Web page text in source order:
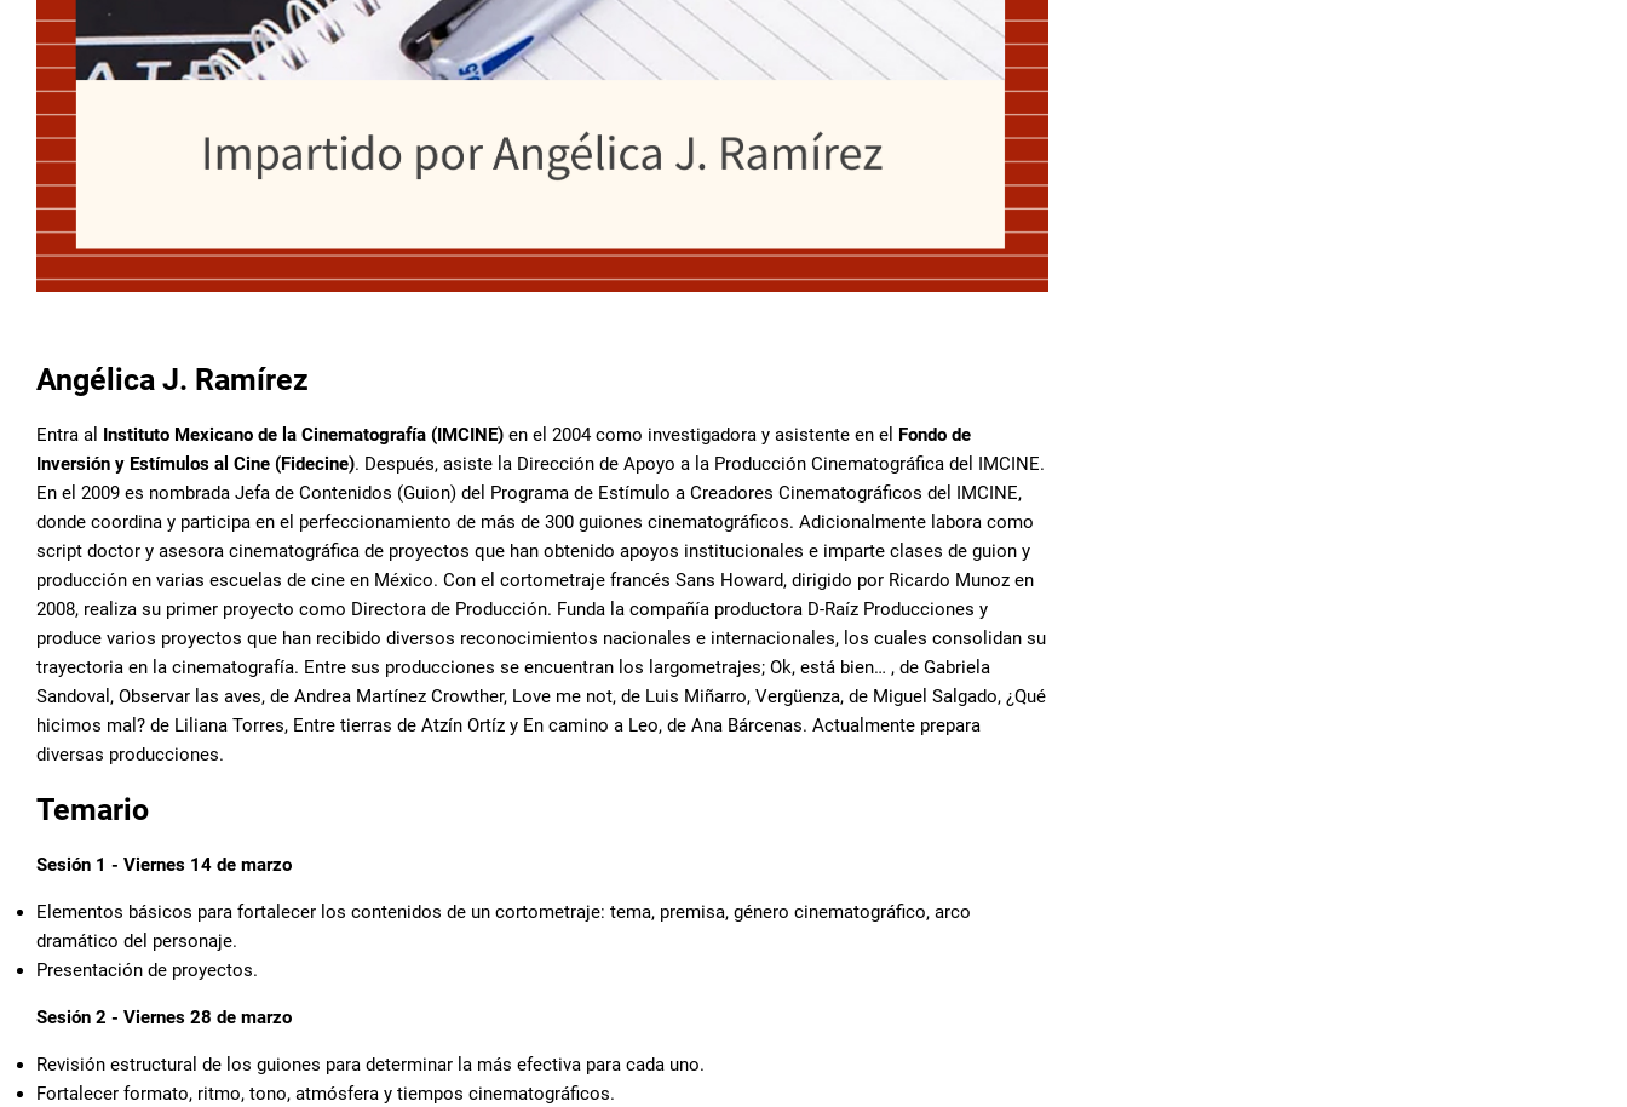
Angélica J. Ramírez
Entra al Instituto Mexicano de la Cinematografía (IMCINE) en el 2004 como investigadora y asistente en el Fondo de
Inversión y Estímulos al Cine (Fidecine). Después, asiste la Dirección de Apoyo a la Producción Cinematográfica del IMCINE.
En el 2009 es nombrada Jefa de Contenidos (Guion) del Programa de Estímulo a Creadores Cinematográficos del IMCINE,
donde coordina y participa en el perfeccionamiento de más de 300 guiones cinematográficos. Adicionalmente labora como
script doctor y asesora cinematográfica de proyectos que han obtenido apoyos institucionales e imparte clases de guion y
producción en varias escuelas de cine en México. Con el cortometraje francés Sans Howard, dirigido por Ricardo Munoz en
2008, realiza su primer proyecto como Directora de Producción. Funda la compañía productora D-Raíz Producciones y
produce varios proyectos que han recibido diversos reconocimientos nacionales e internacionales, los cuales consolidan su
trayectoria en la cinematografía. Entre sus producciones se encuentran los largometrajes; Ok, está bien… , de Gabriela
Sandoval, Observar las aves, de Andrea Martínez Crowther, Love me not, de Luis Miñarro, Vergüenza, de Miguel Salgado, ¿Qué
hicimos mal? de Liliana Torres, Entre tierras de Atzín Ortíz y En camino a Leo, de Ana Bárcenas. Actualmente prepara
diversas producciones.
Temario
Sesión 1 - Viernes 14 de marzo
Elementos básicos para fortalecer los contenidos de un cortometraje: tema, premisa, género cinematográfico, arco
dramático del personaje.
Presentación de proyectos.
Sesión 2 - Viernes 28 de marzo
Revisión estructural de los guiones para determinar la más efectiva para cada uno.
Fortalecer formato, ritmo, tono, atmósfera y tiempos cinematográficos.